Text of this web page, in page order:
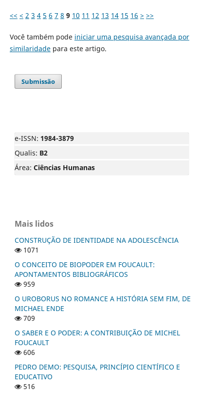
<< < 2 3 4 5 6 7 8 9 10 11 12 13 14 15 16 > >>
Você também pode iniciar uma pesquisa avançada por
similaridadepara este artigo.
Submissão
e-ISSN: 1984-3879
Qualis: B2
Área: Ciências Humanas
Mais lidos
CONSTRUÇÃO DE IDENTIDADE NA ADOLESCÊNCIA
1071
O CONCEITO DE BIOPODER EM FOUCAULT:
APONTAMENTOS BIBLIOGRÁFICOS
959
O UROBORUS NO ROMANCE A HISTÓRIA SEM FIM, DE
MICHAEL ENDE
709
O SABER E O PODER: A CONTRIBUIÇÃO DE MICHEL
FOUCAULT
606
PEDRO DEMO: PESQUISA, PRINCÍPIO CIENTÍFICO E
EDUCATIVO
516